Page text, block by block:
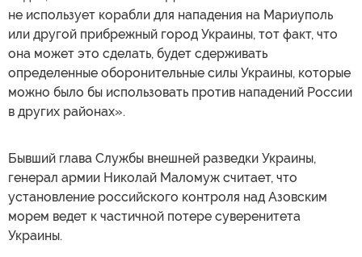
не использует корабли для нападения на Мариуполь
или другой прибрежный город Украины, тот факт, что
она может это сделать, будет сдерживать
определенные оборонительные силы Украины, которые
можно было бы использовать против нападений России
в других районах».
Бывший глава Службы внешней разведки Украины,
генерал армии Николай Маломуж считает, что
установление российского контроля над Азовским
морем ведет к частичной потере суверенитета
Украины.